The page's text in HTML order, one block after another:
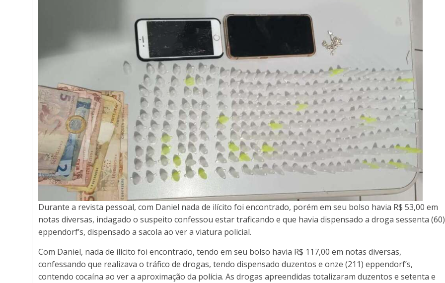
Durante a revista pessoal, com Daniel nada de ilícito foi encontrado, porém em seu bolso havia R$ 53,00 em
notas diversas, indagado o suspeito confessou estar traficando e que havia dispensado a droga sessenta (60)
eppendorf’s, dispensado a sacola ao ver a viatura policial.
Com Daniel, nada de ilícito foi encontrado, tendo em seu bolso havia R$ 117,00 em notas diversas,
confessando que realizava o tráfico de drogas, tendo dispensado duzentos e onze (211) eppendorf’s,
contendo cocaína ao ver a aproximação da polícia. As drogas apreendidas totalizaram duzentos e setenta e